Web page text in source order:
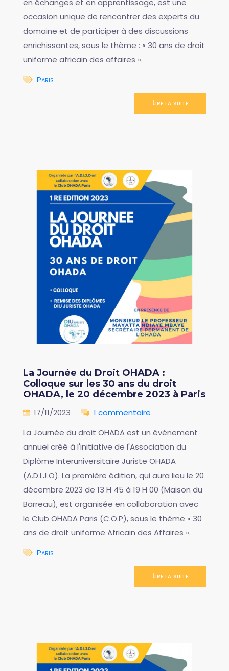
en échanges et en apprentissage, est une
occasion unique de rencontrer des experts du
domaine et de participer à des discussions
enrichissantes, sous le thème : « 30 ans de droit
uniforme africain des affaires ».
Paris
Lire la suite
La Journée du Droit OHADA :
Colloque sur les 30 ans du droit
OHADA, le 20 décembre 2023 à Paris
17/11/2023
1 commentaire
La Journée du droit OHADA est un événement
annuel créé à l'initiative de l'Association du
Diplôme Interuniversitaire Juriste OHADA
(A.D.I.J.O). La première édition, qui aura lieu le 20
décembre 2023 de 13 H 45 à 19 H 00 (Maison du
Barreau), est organisée en collaboration avec
le Club OHADA Paris (C.O.P), sous le thème « 30
ans de droit uniforme Africain des Affaires ».
Paris
Lire la suite